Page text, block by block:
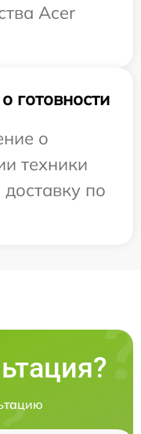
Acer
готовности
о
техники
по